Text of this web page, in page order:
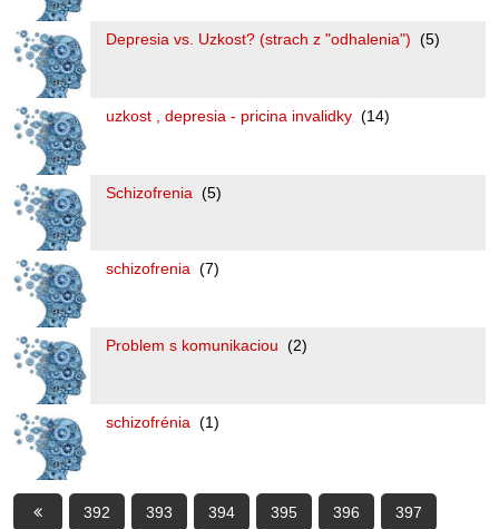
Depresia vs. Uzkost? (strach z "odhalenia") (5)
uzkost , depresia - pricina invalidky (14)
Schizofrenia (5)
schizofrenia (7)
Problem s komunikaciou (2)
schizofrénia (1)
392 393 394 395 396 397